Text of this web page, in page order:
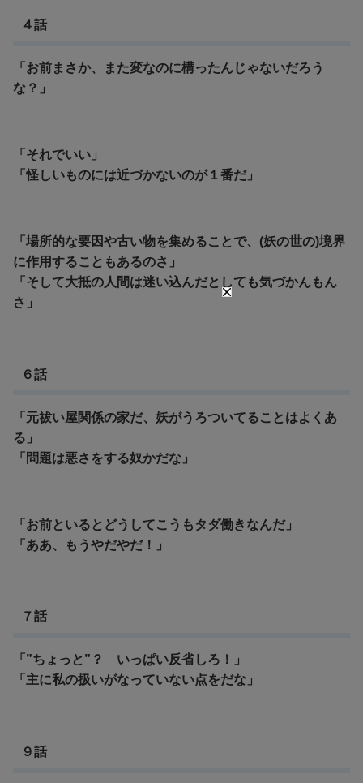
４話
「お前まさか、また変なのに構ったんじゃないだろう
な？」
「それでいい」
「怪しいものには近づかないのが１番だ」
「場所的な要因や古い物を集めることで、(妖の世の)境界
に作用することもあるのさ」
「そして大抵の人間は迷い込んだとしても気づかんもん
さ」
６話
「元祓い屋関係の家だ、妖がうろついてることはよくあ
る」
「問題は悪さをする奴かだな」
「お前といるとどうしてこうもタダ働きなんだ」
「ああ、もうやだやだ！」
７話
「”ちょっと”？ いっぱい反省しろ！」
「主に私の扱いがなっていない点をだな」
９話